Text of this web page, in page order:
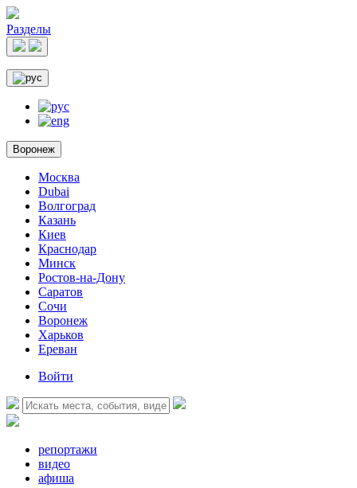
Разделы
Воронеж
Москва
Dubai
Волгоград
Казань
Киев
Краснодар
Минск
Ростов-на-Дону
Саратов
Сочи
Воронеж
Харьков
Ереван
Войти
репортажи
видео
афиша